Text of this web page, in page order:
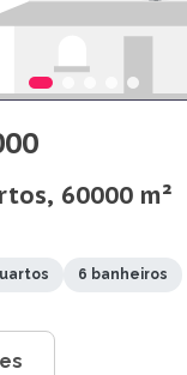
60000 m²
6 banheiros